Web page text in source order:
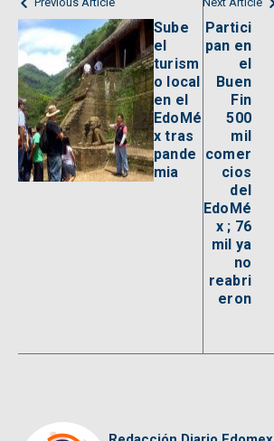
Sube
el
turism
o local
en el
EdoMé
x tras
pande
mia
Partici
pan en
el
Buen
Fin
500
mil
comer
cios
del
EdoMé
x ; 76
mil ya
no
reabri
eron